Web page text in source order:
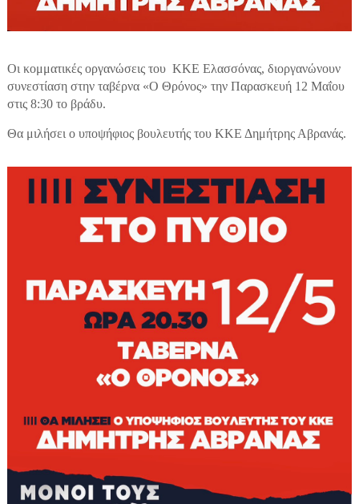
Οι κομματικές οργανώσεις του ΚΚΕ Ελασσόνας, διοργανώνουν
συνεστίαση στην ταβέρνα «Ο Θρόνος» την Παρασκευή 12 Μαΐου
στις 8:30 το βράδυ.
Θα μιλήσει ο υποψήφιος βουλευτής του ΚΚΕ Δημήτρης Αβρανάς.